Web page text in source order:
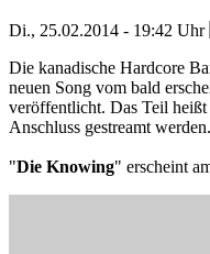
Di., 25.02.2014 - 19:42 Uhr
Die kanadische Hardcore
neuen Song vom bald
veröffentlicht. Das Teil
Anschluss gestreamt werden.
"Die Knowing" erscheint